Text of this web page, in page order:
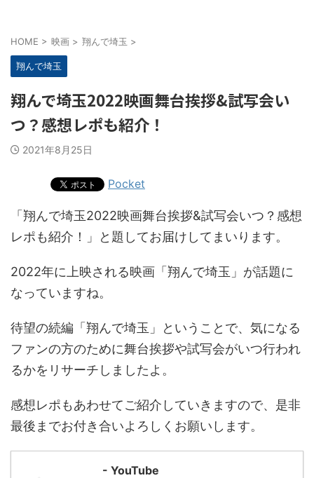
HOME > 映画 > 翔んで埼玉 >
翔んで埼玉
翔んで埼玉2022映画舞台挨拶&試写会い
つ？感想レポも紹介！
2021年8月25日
Pocket
「翔んで埼玉2022映画舞台挨拶&試写会いつ？感想
レポも紹介！」と題してお届けしてまいります。
2022年に上映される映画「翔んで埼玉」が話題に
なっていますね。
待望の続編「翔んで埼玉」ということで、気になる
ファンの方のために舞台挨拶や試写会がいつ行われ
るかをリサーチしましたよ。
感想レポもあわせてご紹介していきますので、是非
最後までお付き合いよろしくお願いします。
- YouTube